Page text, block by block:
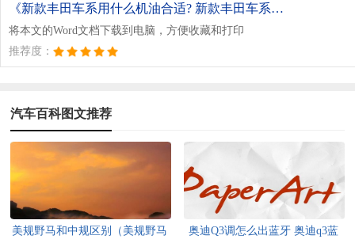
《新款丰田车系用什么机油合适? 新款丰田车系用什么机油合适呢.doc》
将本文的Word文档下载到电脑，方便收藏和打印
推荐度：
汽车百科图文推荐
美规野马和中规区别（美规野马
奥迪Q3调怎么出蓝牙 奥迪q3蓝